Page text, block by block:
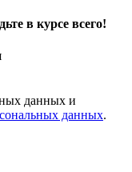
в курсе всего!
данных и
данных.